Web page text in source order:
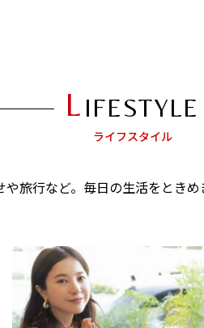
ライフスタイル
L IFESTYLE
旅行など。毎日の生活をときめ